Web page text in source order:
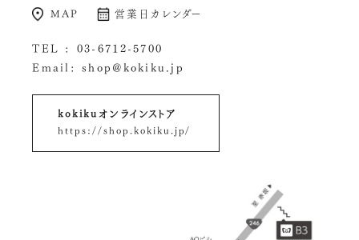
MAP 営業日カレンダー
TEL : 03-6712-5700
Email:shop@kokiku.jp
kokikuオンラインストア
https://shop.kokiku.jp/